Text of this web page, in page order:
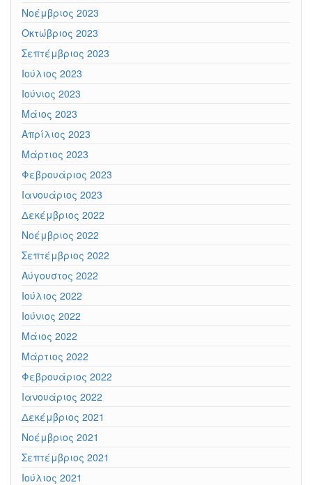
Νοέμβριος 2023
Οκτώβριος 2023
Σεπτέμβριος 2023
Ιούλιος 2023
Ιούνιος 2023
Μάιος 2023
Απρίλιος 2023
Μάρτιος 2023
Φεβρουάριος 2023
Ιανουάριος 2023
Δεκέμβριος 2022
Νοέμβριος 2022
Σεπτέμβριος 2022
Αύγουστος 2022
Ιούλιος 2022
Ιούνιος 2022
Μάιος 2022
Μάρτιος 2022
Φεβρουάριος 2022
Ιανουάριος 2022
Δεκέμβριος 2021
Νοέμβριος 2021
Σεπτέμβριος 2021
Ιούλιος 2021